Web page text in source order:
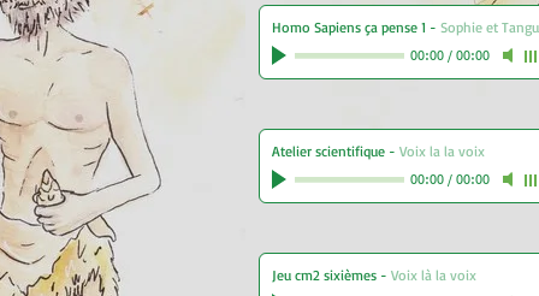
Homo Sapiens ça pense 1 - Sophie et
00:00 / 00:00
Atelier scientifique - Voix la la voix
00:00 / 00:00
Jeu cm2 sixièmes - Voix là la voix